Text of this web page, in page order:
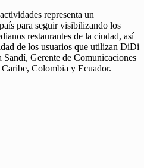
representa un
para seguir visibilizando los
restaurantes de la ciudad, así
de los usuarios que utilizan DiDi
Gerente de Comunicaciones
Colombia y Ecuador.